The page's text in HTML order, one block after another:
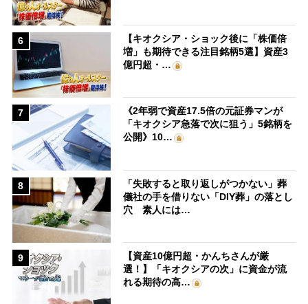
6
【キオクシア・ショック後に「株価倍
増」も期待できる注目銘柄5選】資産3
億円超・…
7
《2年弱で資産17.5倍の元証券マンが
「キオクシア急落で次に狙う」5銘柄を
公開》10…
8
「失敗すると取り返しがつかない」葬
儀社の手を借りない「DIY葬」の落とし
穴 素人には…
9
【資産10億円超・かんちさんが厳
選！】「キオクシアの次」に資金が流
れる期待の高…